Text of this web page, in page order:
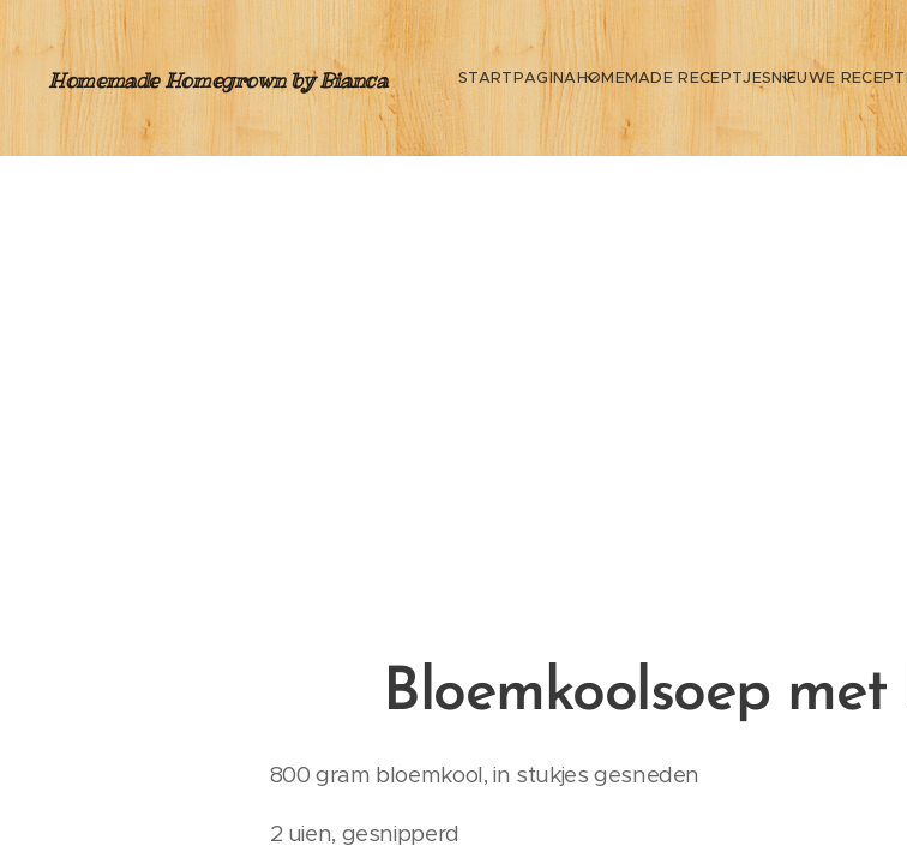
Homemade Homegrown by Bianca STARTPAGINAHOMEMADE RECEPTJESNIEUWE
Bloemkoolsoep
800 gram bloemkool, in stukjes gesneden
2 uien, gesnipperd